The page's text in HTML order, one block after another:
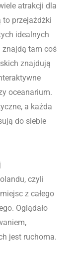
atrakcji dla
to przejażdżki
idealnych
znajdą tam coś
znajdują
oceanarium.
a każda
do siebie
czyli
z całego
Oglądało
jest ruchoma.